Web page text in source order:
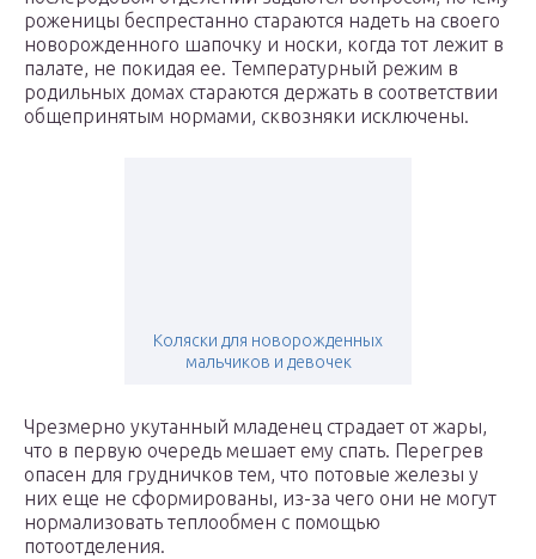
роженицы беспрестанно стараются надеть на своего
новорожденного шапочку и носки, когда тот лежит в
палате, не покидая ее. Температурный режим в
родильных домах стараются держать в соответствии
общепринятым нормами, сквозняки исключены.
Коляски для новорожденных
мальчиков и девочек
Чрезмерно укутанный младенец страдает от жары,
что в первую очередь мешает ему спать. Перегрев
опасен для грудничков тем, что потовые железы у
них еще не сформированы, из-за чего они не могут
нормализовать теплообмен с помощью
потоотделения.